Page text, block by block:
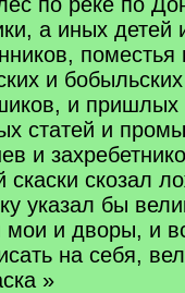
а иных детей
поместья
и
и
статей и
и
скаски скозал
указал бы
мои и дворы, и
на себя,
»